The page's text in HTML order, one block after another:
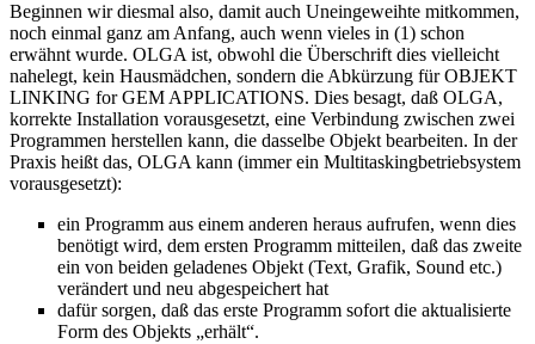
Beginnen wir diesmal also, damit auch Uneingeweihte mitkommen,
noch einmal ganz am Anfang, auch wenn vieles in (1) schon
erwähnt wurde. OLGA ist, obwohl die Überschrift dies vielleicht
nahelegt, kein Hausmädchen, sondern die Abkürzung für OBJEKT
LINKING for GEM APPLICATIONS. Dies besagt, daß OLGA,
korrekte Installation vorausgesetzt, eine Verbindung zwischen zwei
Programmen herstellen kann, die dasselbe Objekt bearbeiten. In der
Praxis heißt das, OLGA kann (immer ein Multitaskingbetriebsystem
vorausgesetzt):
ein Programm aus einem anderen heraus aufrufen, wenn dies
benötigt wird, dem ersten Programm mitteilen, daß das zweite
ein von beiden geladenes Objekt (Text, Grafik, Sound etc.)
verändert und neu abgespeichert hat
dafür sorgen, daß das erste Programm sofort die aktualisierte
Form des Objekts „erhält“.